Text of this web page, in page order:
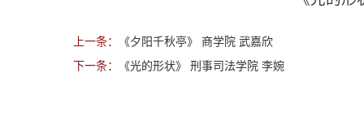
上一条：
《夕阳千秋亭》 商学院 武嘉欣
下一条：
《光的形状》 刑事司法学院 李婉